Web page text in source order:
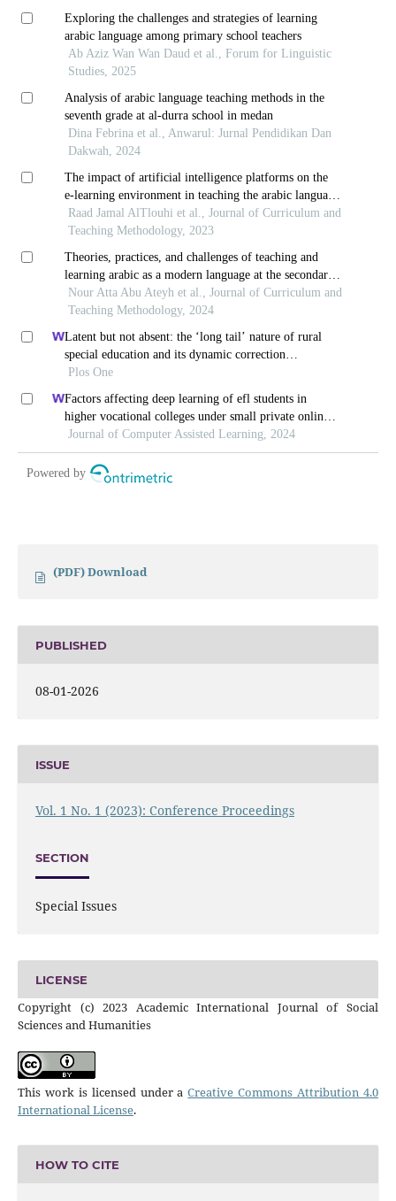
(PDF) Download
PUBLISHED
08-01-2026
ISSUE
Vol. 1 No. 1 (2023): Conference Proceedings
SECTION
Special Issues
LICENSE
Copyright (c) 2023 Academic International Journal of Social
Sciences and Humanities
This work is licensed under aCreative Commons Attribution 4.0
International License.
HOW TO CITE